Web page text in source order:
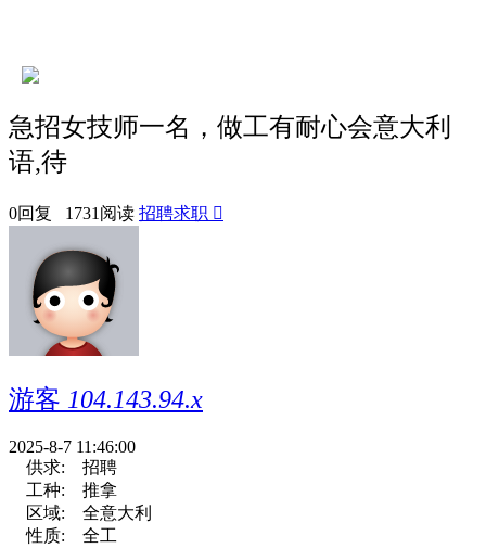
急招女技师一名，做工有耐心会意大利
语,待
0回复 1731阅读 招聘求职 
游客 104.143.94.x
2025-8-7 11:46:00
供求:
招聘
工种:
推拿
区域:
全意大利
性质:
全工